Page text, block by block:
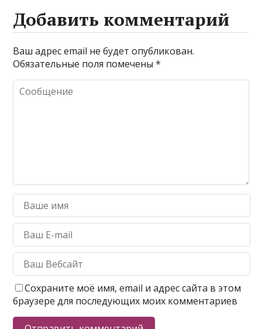
Добавить комментарий
Ваш адрес email не будет опубликован.
Обязательные поля помечены*
Сохраните моё имя, email и адрес сайта в этом
браузере для последующих моих комментариев